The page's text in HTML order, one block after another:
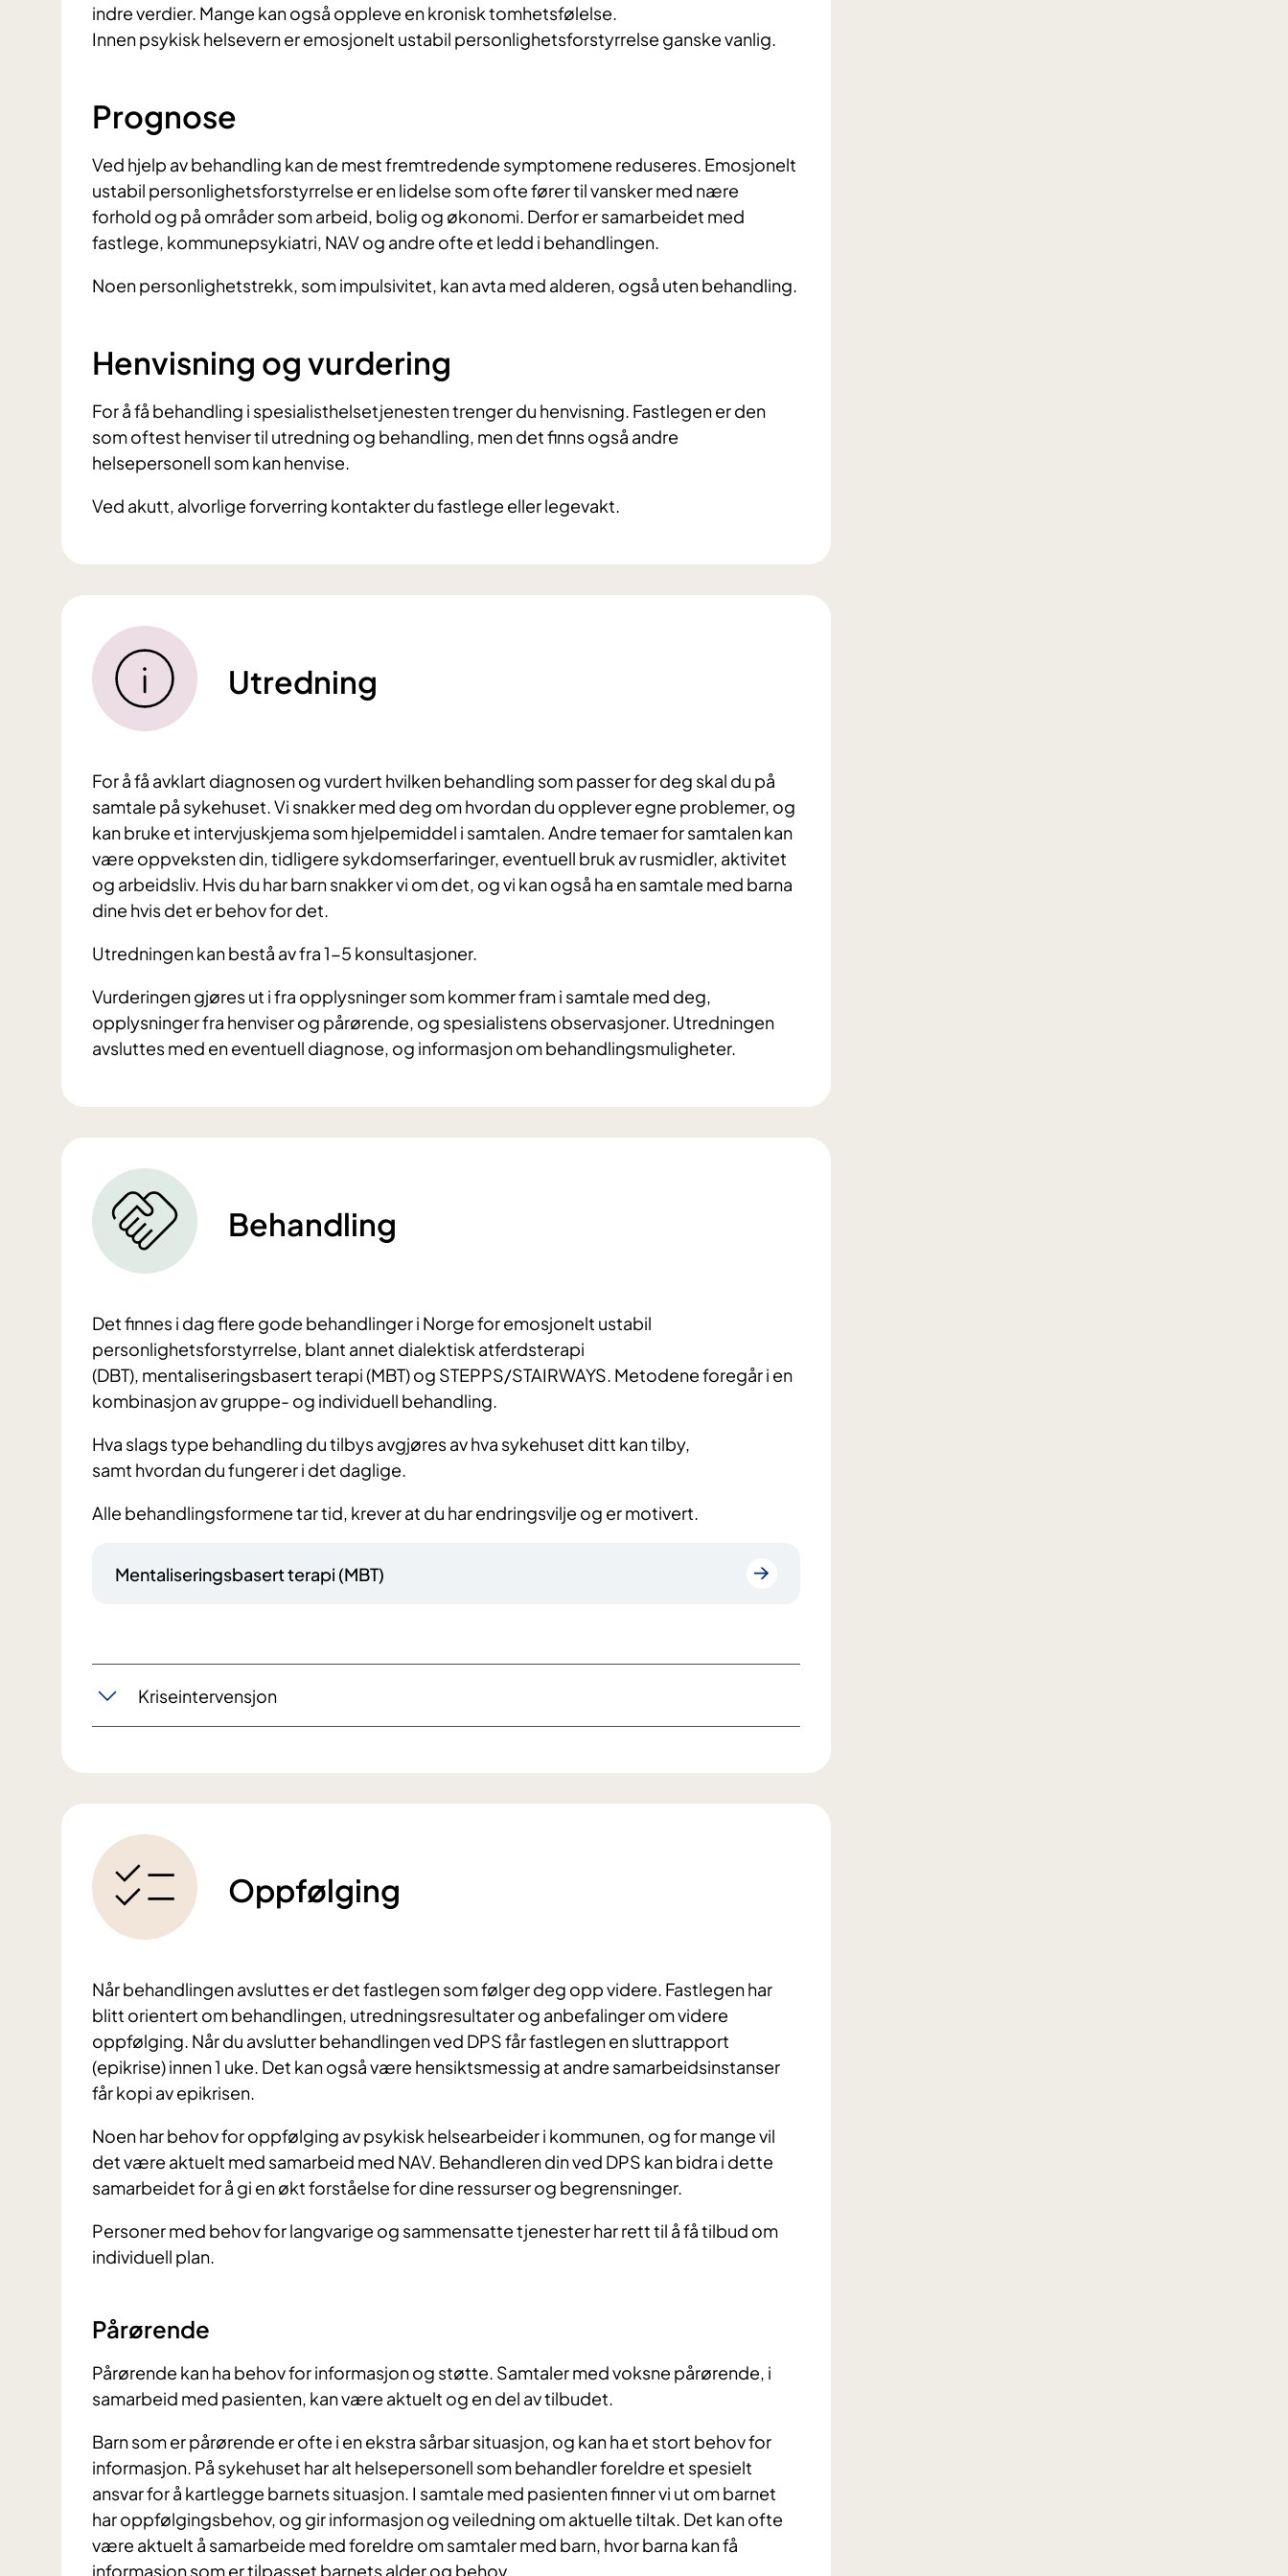
indre verdier. Mange kan også oppleve en kronisk tomhetsfølelse.
Innen psykisk helsevern er emosjonelt ustabil personlighetsforstyrrelse ganske vanlig.
Prognose
Ved hjelp av behandling kan de mest fremtredende symptomene reduseres. Emosjonelt
ustabil personlighetsforstyrrelse er en lidelse som ofte fører til vansker med nære
forhold og på områder som arbeid, bolig og økonomi. Derfor er samarbeidet med
fastlege, kommunepsykiatri, NAV og andre ofte et ledd i behandlingen.
Noen personlighetstrekk, som impulsivitet, kan avta med alderen, også uten behandling.
Henvisning og vurdering
For å få behandling i spesialisthelsetjenesten trenger du henvisning. Fastlegen er den
som oftest henviser til utredning og behandling, men det finns også andre
helsepersonell som kan henvise.
Ved akutt, alvorlige forverring kontakter du fastlege eller legevakt.
Utredning
For å få avklart diagnosen og vurdert hvilken behandling som passer for deg skal du på
samtale på sykehuset. Vi snakker med deg om hvordan du opplever egne problemer, og
kan bruke et intervjuskjema som hjelpemiddel i samtalen. Andre temaer for samtalen kan
være oppveksten din, tidligere sykdomserfaringer, eventuell bruk av rusmidler, aktivitet
og arbeidsliv. Hvis du har barn snakker vi om det, og vi kan også ha en samtale med barna
dine hvis det er behov for det.
Utredningen kan bestå av fra 1-5 konsultasjoner.
Vurderingen gjøres ut i fra opplysninger som kommer fram i samtale med deg,
opplysninger fra henviser og pårørende, og spesialistens observasjoner. Utredningen
avsluttes med en eventuell diagnose, og informasjon om behandlingsmuligheter.
Behandling
Det finnes i dag flere gode behandlinger i Norge for emosjonelt ustabil
personlighetsforstyrrelse, blant annet dialektisk atferdsterapi
(DBT), mentaliseringsbasert terapi (MBT) og STEPPS/STAIRWAYS. Metodene foregår i en
kombinasjon av gruppe- og individuell behandling.
Hva slags type behandling du tilbys avgjøres av hva sykehuset ditt kan tilby,
samt hvordan du fungerer i det daglige.
Alle behandlingsformene tar tid, krever at du har endringsvilje og er motivert.
Mentaliseringsbasert terapi (MBT)
Kriseintervensjon
Oppfølging
Når behandlingen avsluttes er det fastlegen som følger deg opp videre. Fastlegen har
blitt orientert om behandlingen, utredningsresultater og anbefalinger om videre
oppfølging. Når du avslutter behandlingen ved DPS får fastlegen en sluttrapport
(epikrise) innen 1 uke. Det kan også være hensiktsmessig at andre samarbeidsinstanser
får kopi av epikrisen.
Noen har behov for oppfølging av psykisk helsearbeider i kommunen, og for mange vil
det være aktuelt med samarbeid med NAV. Behandleren din ved DPS kan bidra i dette
samarbeidet for å gi en økt forståelse for dine ressurser og begrensninger.
Personer med behov for langvarige og sammensatte tjenester har rett til å få tilbud om
individuell plan.
Pårørende
Pårørende kan ha behov for informasjon og støtte. Samtaler med voksne pårørende, i
samarbeid med pasienten, kan være aktuelt og en del av tilbudet.
Barn som er pårørende er ofte i en ekstra sårbar situasjon, og kan ha et stort behov for
informasjon. På sykehuset har alt helsepersonell som behandler foreldre et spesielt
ansvar for å kartlegge barnets situasjon. I samtale med pasienten finner vi ut om barnet
har oppfølgingsbehov, og gir informasjon og veiledning om aktuelle tiltak. Det kan ofte
være aktuelt å samarbeide med foreldre om samtaler med barn, hvor barna kan få
informasjon som er tilpasset barnets alder og behov.